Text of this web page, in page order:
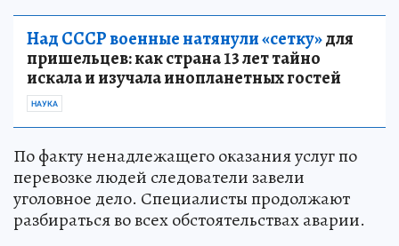
Над СССР военные натянули «сетку»для
пришельцев: как страна 13 лет тайно
искала и изучала инопланетных гостей
НАУКА
По факту ненадлежащего оказания услуг по
перевозке людей следователи завели
уголовное дело. Специалисты продолжают
разбираться во всех обстоятельствах аварии.